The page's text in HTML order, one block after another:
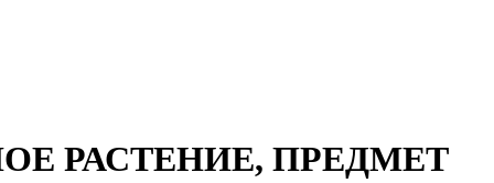
РАСТЕНИЕ, ПРЕДМЕТ